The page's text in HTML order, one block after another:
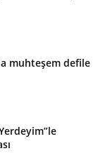
muhteşem defile